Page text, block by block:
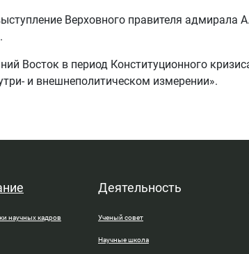
Верховного правителя адмирала
Восток в период Конституционного
и внешнеполитическом измерении».
научных кадров
Деятельность
Ученый совет
Научные школа